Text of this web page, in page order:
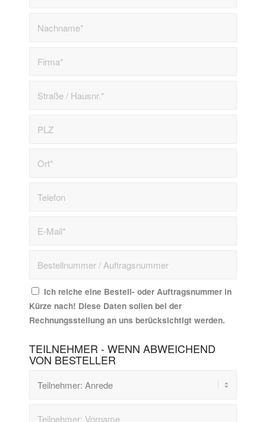
Ich reiche eine Bestell- oder Auftragsnummer in
Kürze nach! Diese Daten sollen bei der
Rechnungsstellung an uns berücksichtigt werden.
TEILNEHMER - WENN ABWEICHEND
VON BESTELLER